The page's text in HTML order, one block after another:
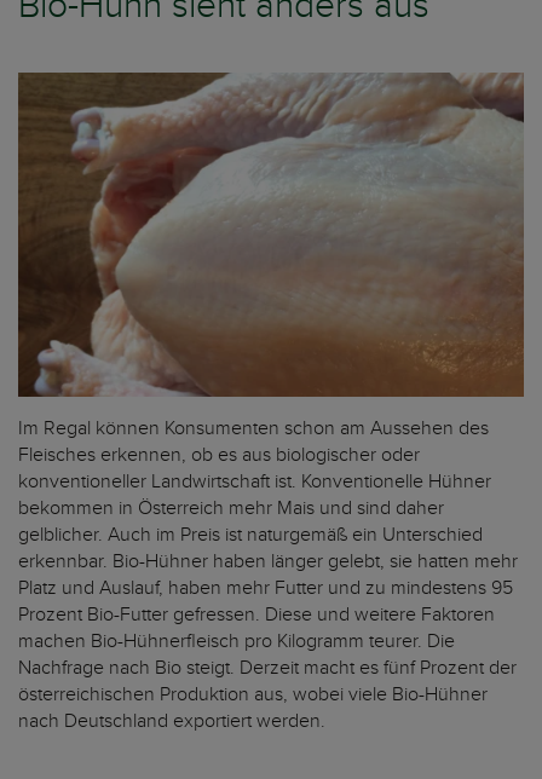
Im Regal können Konsumenten schon am Aussehen des
Fleisches erkennen, ob es aus biologischer oder
konventioneller Landwirtschaft ist. Konventionelle Hühner
bekommen in Österreich mehr Mais und sind daher
gelblicher. Auch im Preis ist naturgemäß ein Unterschied
erkennbar. Bio-Hühner haben länger gelebt, sie hatten mehr
Platz und Auslauf, haben mehr Futter und zu mindestens 95
Prozent Bio-Futter gefressen. Diese und weitere Faktoren
machen Bio-Hühnerfleisch pro Kilogramm teurer. Die
Nachfrage nach Bio steigt. Derzeit macht es fünf Prozent der
österreichischen Produktion aus, wobei viele Bio-Hühner
nach Deutschland exportiert werden.